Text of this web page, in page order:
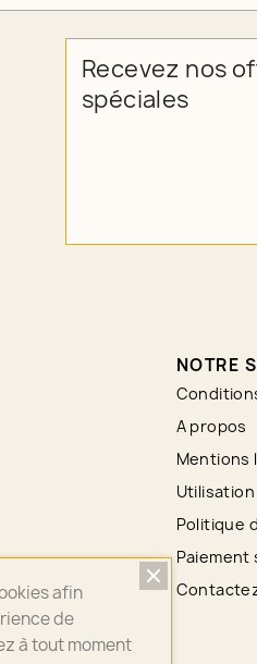
Recevez nos
spéciales
NOTRE
A propos
Mentions
Politique
Paiement
afin
de
à tout moment